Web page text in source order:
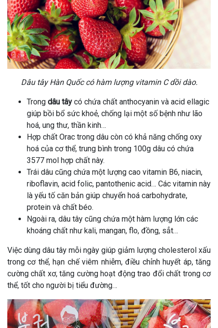
Dâu tây Hàn Quốc có hàm lượng vitamin C dồi dào.
Trong dâu tây có chứa chất anthocyanin và acid ellagic
giúp bồi bổ sức khoẻ, chống lại một số bệnh như lão
hoá, ung thư, thần kinh…
Hợp chất Orac trong dâu còn có khả năng chống oxy
hoá của cơ thể, trung bình trong 100g dâu có chứa
3577 mol hợp chất này.
Trái dâu cũng chứa một lượng cao vitamin B6, niacin,
riboflavin, acid folic, pantothenic acid… Các vitamin này
là yếu tố căn bản giúp chuyển hoá carbohydrate,
protein và chất béo.
Ngoài ra, dâu tây cũng chứa một hàm lượng lớn các
khoáng chất như kali, mangan, flo, đồng, sẳt…
Việc dùng dâu tây mỗi ngày giúp giảm lượng cholesterol xấu
trong cơ thể, hạn chế viêm nhiễm, điều chỉnh huyết áp, tăng
cường chất xơ, tăng cường hoạt động trao đổi chất trong cơ
thể, tốt cho người bị tiểu đường…